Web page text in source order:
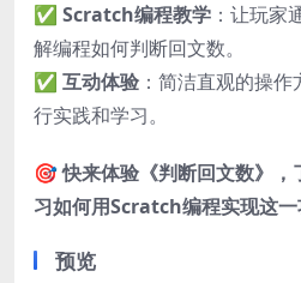
✅ Scratch编程教学 ：让玩家
解编程如何判断回文数。
✅ 互动体验 ：简洁直观的操
行实践和学习。
🎯快来体验《判断回文数》
习如何用Scratch编程实现这一
预览